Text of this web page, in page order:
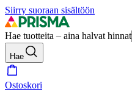
Siirry suoraan sisältöön
Hae tuotteita – aina halvat hinnat
Hae
Ostoskori